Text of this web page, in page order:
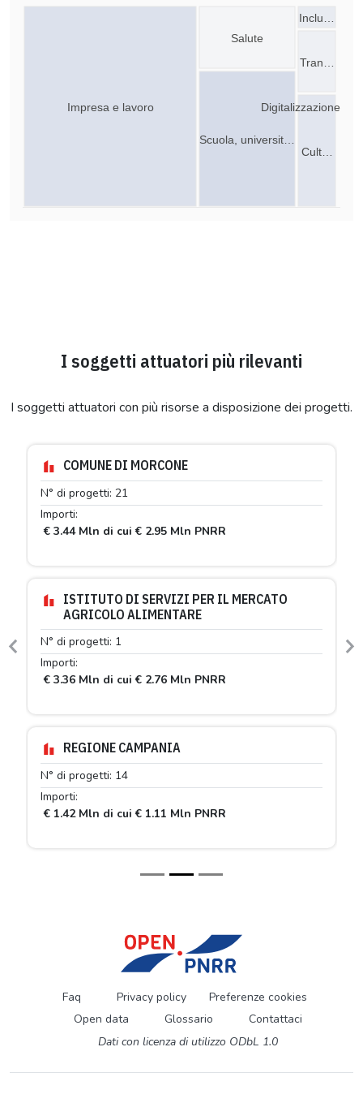
Digitalizzazione
Scuola, universit…
Impresa e lavoro
Cult…
Inclu…
Tran…
Salute
I soggetti attuatori più rilevanti
I soggetti attuatori con più risorse a disposizione dei progetti.
COMUNE DI MORCONE
N° di progetti: 21
Importi:
€ 3.44 Mln di cui € 2.95 Mln PNRR
ISTITUTO DI SERVIZI PER IL MERCATO
AGRICOLO ALIMENTARE
N° di progetti: 1
Importi:
€ 3.36 Mln di cui € 2.76 Mln PNRR
REGIONE CAMPANIA
N° di progetti: 14
Importi:
€ 1.42 Mln di cui € 1.11 Mln PNRR
Previous
Faq Privacy policy
Preferenze cookies
Open data
Glossario
Contattaci
Dati con licenza di utilizzo ODbL 1.0